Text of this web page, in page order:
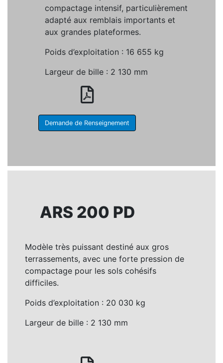
compactage intensif, particulièrement
adapté aux remblais importants et
aux grandes plateformes.
Poids d’exploitation : 16 655 kg
Largeur de bille : 2 130 mm
Demande de Renseignement
ARS 200 PD
Modèle très puissant destiné aux gros
terrassements, avec une forte pression de
compactage pour les sols cohésifs
difficiles.
Poids d’exploitation : 20 030 kg
Largeur de bille : 2 130 mm